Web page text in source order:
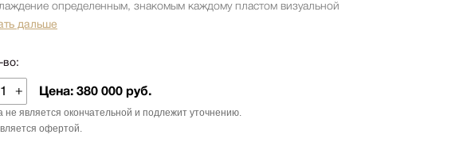
Графика
Авторский стиль
Modern
определенным, знакомым каждому пластом визуальной
дальше
во:
+ Цена: 380 000 руб.
не является окончательной и подлежит уточнению.
офертой.